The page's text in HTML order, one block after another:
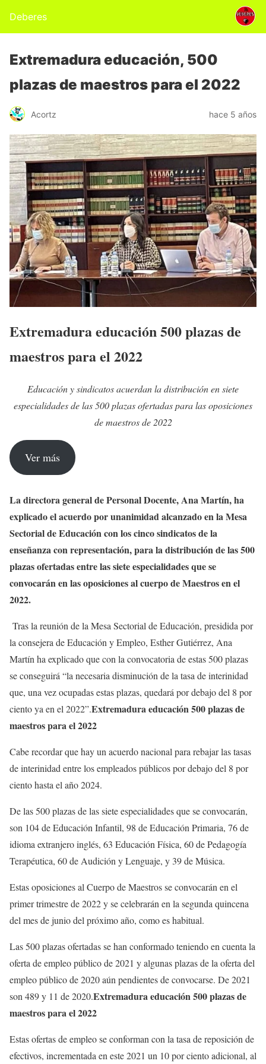
Deberes
Extremadura educación, 500
plazas de maestros para el 2022
Acortz hace 5 años
Extremadura educación 500 plazas de
maestros para el 2022
Educación y sindicatos acuerdan la distribución en siete
especialidades de las 500 plazas ofertadas para las oposiciones
de maestros de 2022
Ver más
La directora general de Personal Docente, Ana Martín, ha
explicado el acuerdo por unanimidad alcanzado en la Mesa
Sectorial de Educación con los cinco sindicatos de la
enseñanza con representación, para la distribución de las 500
plazas ofertadas entre las siete especialidades que se
convocarán en las oposiciones al cuerpo de Maestros en el
2022.
Tras la reunión de la Mesa Sectorial de Educación, presidida por
la consejera de Educación y Empleo, Esther Gutiérrez, Ana
Martín ha explicado que con la convocatoria de estas 500 plazas
se conseguirá “la necesaria disminución de la tasa de interinidad
que, una vez ocupadas estas plazas, quedará por debajo del 8 por
ciento ya en el 2022”.Extremadura educación 500 plazas de
maestros para el 2022
Cabe recordar que hay un acuerdo nacional para rebajar las tasas
de interinidad entre los empleados públicos por debajo del 8 por
ciento hasta el año 2024.
De las 500 plazas de las siete especialidades que se convocarán,
son 104 de Educación Infantil, 98 de Educación Primaria, 76 de
idioma extranjero inglés, 63 Educación Física, 60 de Pedagogía
Terapéutica, 60 de Audición y Lenguaje, y 39 de Música.
Estas oposiciones al Cuerpo de Maestros se convocarán en el
primer trimestre de 2022 y se celebrarán en la segunda quincena
del mes de junio del próximo año, como es habitual.
Las 500 plazas ofertadas se han conformado teniendo en cuenta la
oferta de empleo público de 2021 y algunas plazas de la oferta del
empleo público de 2020 aún pendientes de convocarse. De 2021
son 489 y 11 de 2020.Extremadura educación 500 plazas de
maestros para el 2022
Estas ofertas de empleo se conforman con la tasa de reposición de
efectivos, incrementada en este 2021 un 10 por ciento adicional, al